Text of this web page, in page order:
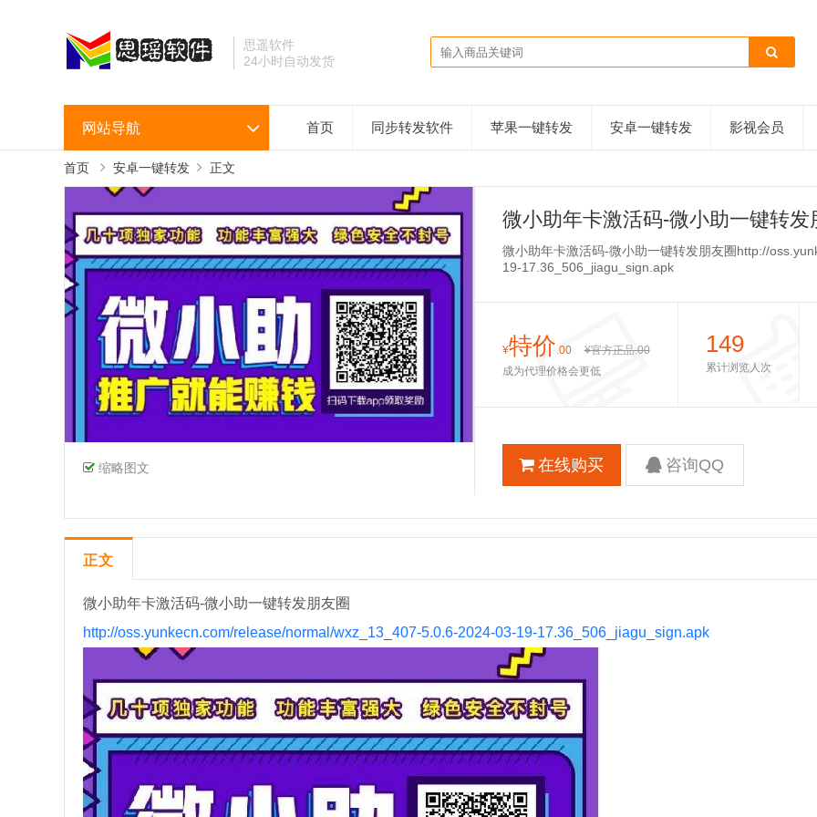
思遥软件
24小时自动发货
网站导航 首页 同步转发软件 苹果一键转发 安卓一键转发 影视会员
首页 安卓一键转发 正文
缩略图文
微小助年卡激活码-微小助一键转发
微小助年卡激活码-微小助一键转发朋友圈http://
19-17.36_506_jiagu_sign.apk
¥特价.00 ¥官方正品.00
成为代理价格会更低
149
累计浏览人次
在线购买 咨询QQ
正文
微小助年卡激活码-微小助一键转发朋友圈
http://oss.yunkecn.com/release/normal/wxz_13_407-5.0.6-2024-03-19-17.36_506_jiagu_sign.apk